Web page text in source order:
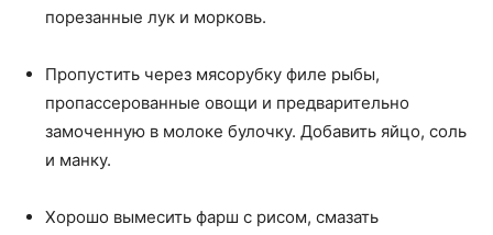
порезанные лук и морковь.
Пропустить через мясорубку филе рыбы,
пропассерованные овощи и предварительно
замоченную в молоке булочку. Добавить яйцо, соль
и манку.
Хорошо вымесить фарш с рисом, смазать